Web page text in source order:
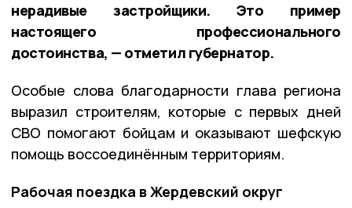
нерадивые застройщики. Это пример
настоящего профессионального
достоинства, — отметил губернатор.
Особые слова благодарности глава региона
выразил строителям, которые с первых дней
СВО помогают бойцам и оказывают шефскую
помощь воссоединённым территориям.
Рабочая поездка в Жердевский округ